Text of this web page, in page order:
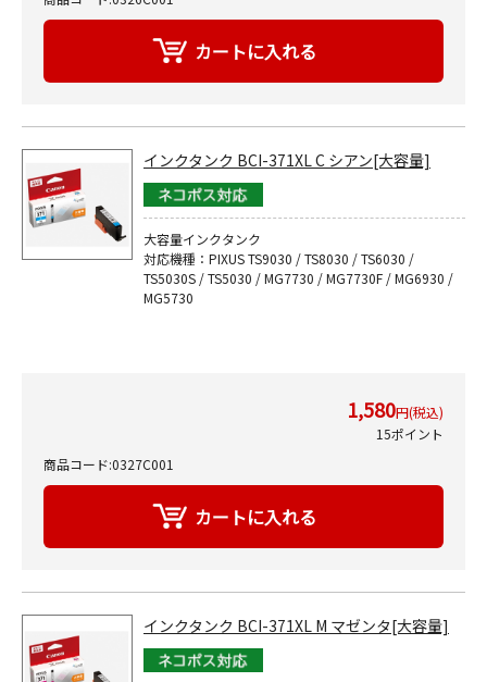
インクタンク BCI-371XL C シアン[大容量]
大容量インクタンク
対応機種：PIXUS TS9030 / TS8030 / TS6030 /
TS5030S / TS5030 / MG7730 / MG7730F / MG6930 /
MG5730
1,580円(税込)
15ポイント
商品コード:0327C001
インクタンク BCI-371XL M マゼンタ[大容量]